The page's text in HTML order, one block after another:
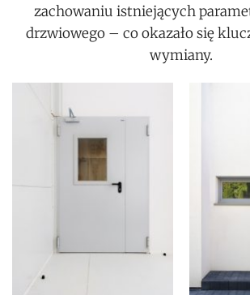
zachowaniu istniejących
drzwiowego – co okazało się
wymiany.